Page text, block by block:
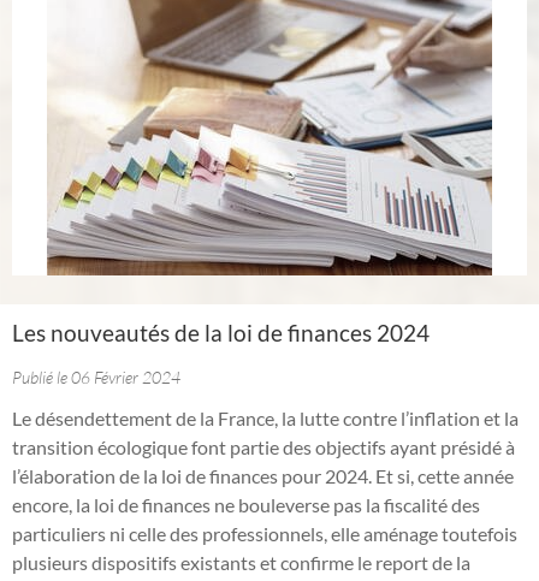
Les nouveautés de la loi de finances 2024
Publié le 06 Février 2024
Le désendettement de la France, la lutte contre l’inflation et la
transition écologique font partie des objectifs ayant présidé à
l’élaboration de la loi de finances pour 2024. Et si, cette année
encore, la loi de finances ne bouleverse pas la fiscalité des
particuliers ni celle des professionnels, elle aménage toutefois
plusieurs dispositifs existants et confirme le report de la